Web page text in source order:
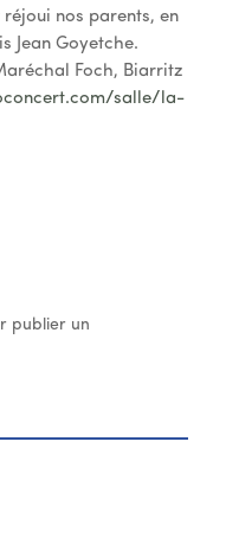
nos parents, en
Jean Goyetche.
Foch, Biarritz
salle/la-
publier un